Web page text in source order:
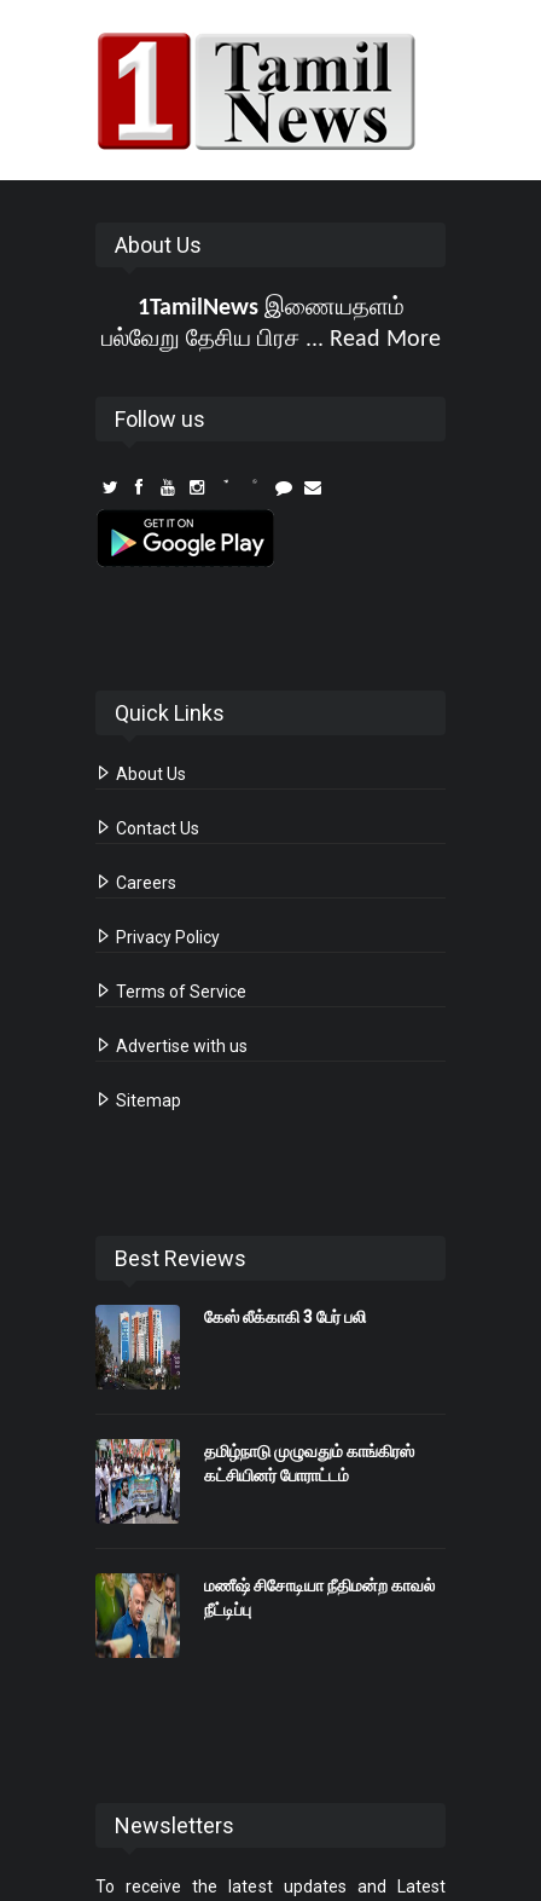
About Us
1TamilNewsஇணையதளம்
பல்வேறு தேசிய பிரச ... Read More
Follow us
Quick Links
About Us
Contact Us
Careers
Privacy Policy
Terms of Service
Advertise with us
Sitemap
Best Reviews
கேஸ் லீக்காகி 3 பேர் பலி
தமிழ்நாடு முழுவதும் காங்கிரஸ்
கட்சியினர் போராட்டம்
மணீஷ் சிசோடியா நீதிமன்ற காவல்
நீட்டிப்பு
Newsletters
To receive the latest updates and Latest